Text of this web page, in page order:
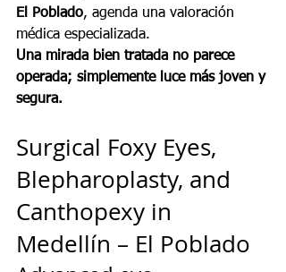
El Poblado, agenda una valoración
médica especializada.
Una mirada bien tratada no parece
operada; simplemente luce más joven y
segura.
Surgical Foxy Eyes,
Blepharoplasty, and
Canthopexy in
Medellín – El Poblado